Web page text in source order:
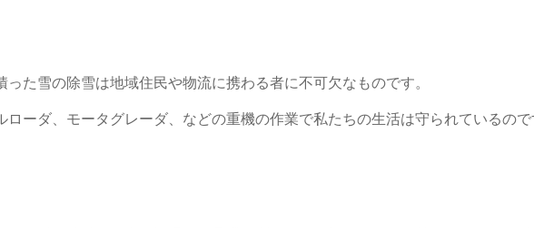
った雪の除雪は地域住民や物流に携わる者に不可欠なものです。
ローダ、モータグレーダ、などの重機の作業で私たちの生活は守られているので